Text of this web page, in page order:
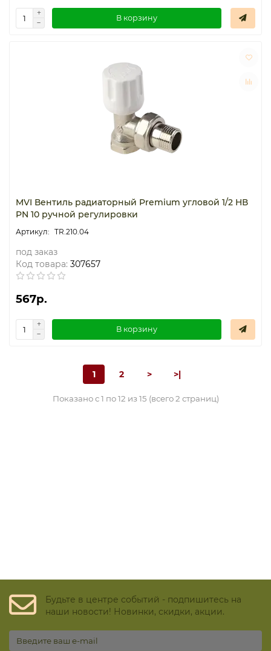
В корзину
MVI Вентиль радиаторный Premium угловой 1/2 НВ
PN 10 ручной регулировки
TR.210.04
под заказ
Код товара: 307657
567р.
В корзину
1 2 > >|
Показано с 1 по 12 из 15 (всего 2 страниц)
Будьте в центре событий - подпишитесь на
наши новости! Новинки, скидки, акции.